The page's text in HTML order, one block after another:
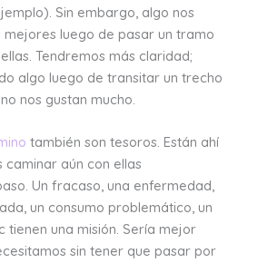
Sin embargo, algo nos
luego de pasar un tramo
Tendremos más claridad;
algo luego de transitar un trecho
nos gustan mucho.
también son tesoros. Están ahí
aún con ellas
Un fracaso, una enfermedad,
un consumo problemático, un
tienen una misión. Sería mejor
sin tener que pasar por